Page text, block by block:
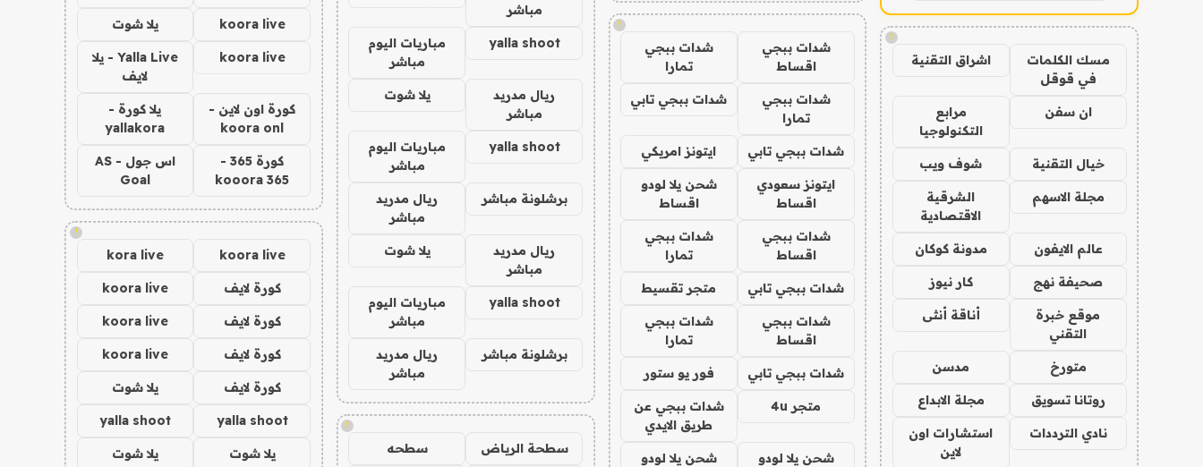
!
مسك الكلمات
في قوقل
اشراق التقنية
ان سفن
مرابع
التكنولوجيا
خيال التقنية شوف ويب
مجلة الاسهم
الشرقية
الاقتصادية
عالم الايفون مدونة كوكان
صحيفة نهج كار نيوز
موقع خبرة
التقني
أناقة أنثى
متورخ مدسن
روتانا تسويق مجلة الابداع
نادي الترددات
استشارات اون
لاين
!
شدات ببجي
اقساط
شدات ببجي
تمارا
شدات ببجي
تمارا
شدات ببجي تابي
شدات ببجي تابي ايتونز امريكي
ايتونز سعودي
اقساط
شحن يلا لودو
اقساط
شدات ببجي
اقساط
شدات ببجي
تمارا
شدات ببجي تابي متجر تقسيط
شدات ببجي
اقساط
شدات ببجي
تمارا
شدات ببجي تابي فور يو ستور
متجر 4u
شدات ببجي عن
طريق الايدي
شحن يلا لودو
شحن يلا لودو
مباشر
yalla shoot
مباريات اليوم
مباشر
ريال مدريد
مباشر
يلا شوت
yalla shoot
مباريات اليوم
مباشر
برشلونة مباشر
ريال مدريد
مباشر
ريال مدريد
مباشر
يلا شوت
yalla shoot
مباريات اليوم
مباشر
برشلونة مباشر
ريال مدريد
مباشر
!
سطحة الرياض سطحه
koora live يلا شوت
koora live
Yalla Live - يلا
لايف
كورة اون لاين -
koora onl
يلا كورة -
yallakora
كورة 365 -
kooora 365
اس جول - AS
Goal
!
koora live
kora live
كورة لايف koora live
كورة لايف koora live
كورة لايف koora live
كورة لايف يلا شوت
yalla shoot
yalla shoot
يلا شوت يلا شوت